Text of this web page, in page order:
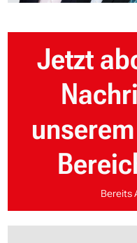
Jetzt
Bereits